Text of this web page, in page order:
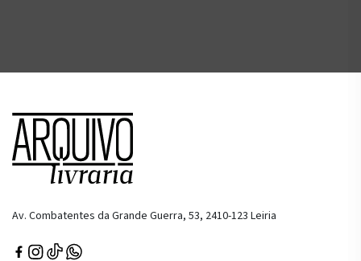
Av. Combatentes da Grande Guerra, 53, 2410-123 Leiria